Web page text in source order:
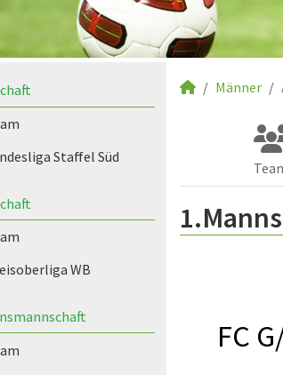
Staffel Süd
WB
Männer
FC